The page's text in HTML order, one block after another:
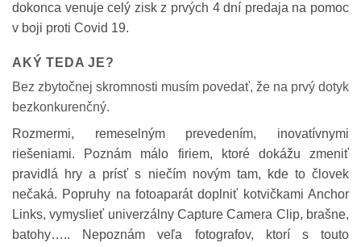
dokonca venuje celý zisk z prvých 4 dní predaja na pomoc
v boji proti Covid 19.
AKÝ TEDA JE?
Bez zbytočnej skromnosti musím povedať, že na prvý dotyk
bezkonkurenčný.
Rozmermi, remeselným prevedením, inovatívnymi
riešeniami. Poznám málo firiem, ktoré dokážu zmeniť
pravidlá hry a prísť s niečím novým tam, kde to človek
nečaká. Popruhy na fotoaparát doplniť kotvičkami Anchor
Links, vymyslieť univerzálny Capture Camera Clip, brašne,
batohy….. Nepoznám veľa fotografov, ktorí s touto